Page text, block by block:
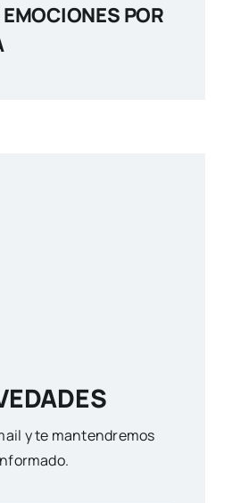
POR
y te mantendremos